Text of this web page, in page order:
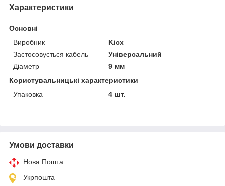
Характеристики
Основні
Виробник
Kicx
Застосовується кабель
Універсальний
Діаметр
9 мм
Користувальницькі характеристики
Упаковка
4 шт.
Умови доставки
Нова Пошта
Укрпошта